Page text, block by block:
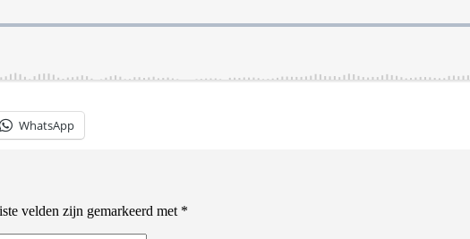
WhatsApp
velden zijn gemarkeerd met *